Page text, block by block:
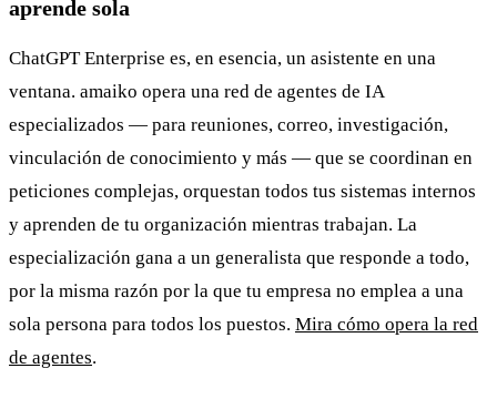
aprende sola
ChatGPT Enterprise es, en esencia, un asistente en una
ventana. amaiko opera una red de agentes de IA
especializados — para reuniones, correo, investigación,
vinculación de conocimiento y más — que se coordinan en
peticiones complejas, orquestan todos tus sistemas internos
y aprenden de tu organización mientras trabajan. La
especialización gana a un generalista que responde a todo,
por la misma razón por la que tu empresa no emplea a una
sola persona para todos los puestos. Mira cómo opera la red
de agentes.